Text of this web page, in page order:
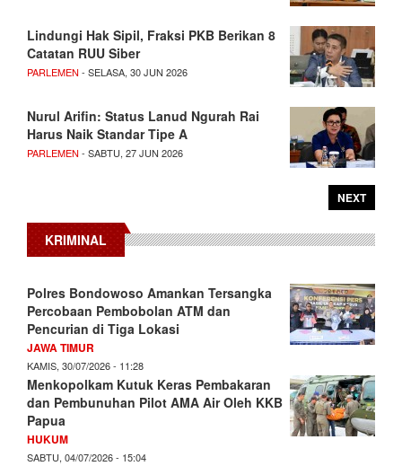
Lindungi Hak Sipil, Fraksi PKB Berikan 8
Catatan RUU Siber
PARLEMEN - SELASA, 30 JUN 2026
Nurul Arifin: Status Lanud Ngurah Rai
Harus Naik Standar Tipe A
PARLEMEN - SABTU, 27 JUN 2026
NEXT
KRIMINAL
Polres Bondowoso Amankan Tersangka
Percobaan Pembobolan ATM dan
Pencurian di Tiga Lokasi
JAWA TIMUR
KAMIS, 30/07/2026 - 11:28
Menkopolkam Kutuk Keras Pembakaran
dan Pembunuhan Pilot AMA Air Oleh KKB
Papua
HUKUM
SABTU, 04/07/2026 - 15:04